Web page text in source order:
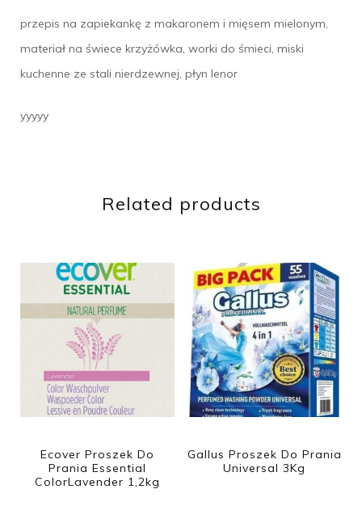
przepis na zapiekankę z makaronem i mięsem mielonym,
materiał na świece krzyżówka, worki do śmieci, miski
kuchenne ze stali nierdzewnej, płyn lenor
yyyyy
Related products
Ecover Proszek Do
Prania Essential
ColorLavender 1,2kg
Gallus Proszek Do Prania
Universal 3Kg